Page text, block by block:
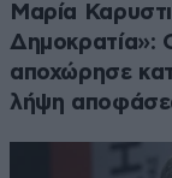
Μαρία
Δημοκρατία»:
αποχώρησε
λήψη